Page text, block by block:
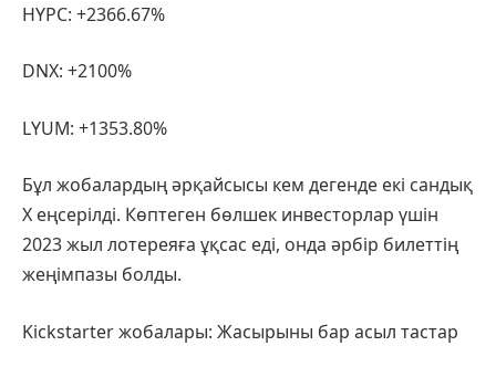
HYPC: +2366.67%
DNX: +2100%
LYUM: +1353.80%
Бұл жобалардың әрқайсысы кем дегенде екі сандық
X еңсерілді. Көптеген бөлшек инвесторлар үшін
2023 жыл лотереяға ұқсас еді, онда әрбір билеттің
жеңімпазы болды.
Kickstarter жобалары: Жасырыны бар асыл тастар